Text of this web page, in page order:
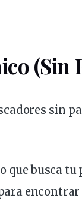
(Sin
sin
que busca tu
encontrar